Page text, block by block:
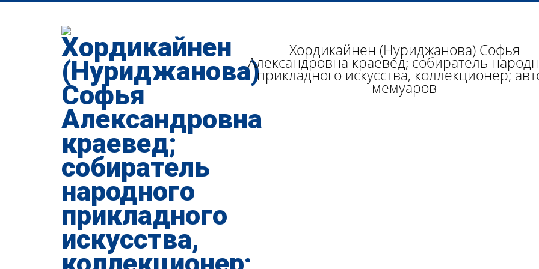
Хордикайнен (Нуриджанова) Софья
Александровна краевед; собиратель
прикладного искусства, коллекционер;
мемуаров